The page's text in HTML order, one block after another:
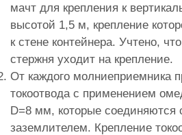
мачт для крепления к
высотой 1,5 м, крепление
к стене контейнера. Учтено,
стержня уходит на крепление.
От каждого молниеприемника
токоотвода с применением
D=8 мм, которые соединяются
заземлителем. Крепление